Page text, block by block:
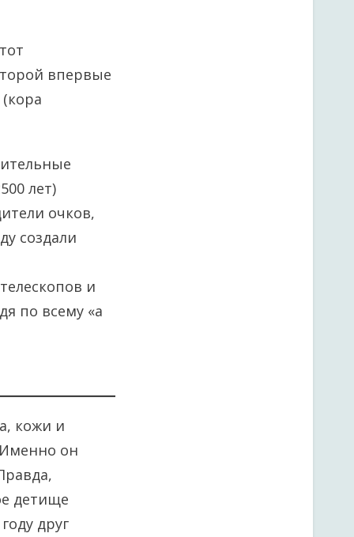
впервые
лет)
очков,
создали
и
по всему «а
кожи и
он
детище
друг